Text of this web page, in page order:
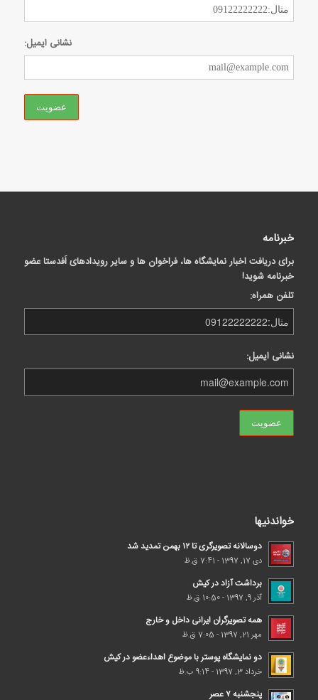
نشانی ایمیل:
خبرنامه
برای دریافت اخبار نمایشگاه ها، فراخوان ها و سایر رویدادهای اَفدستا عضو
خبرنامه شوید!
تلفن همراه:
نشانی ایمیل:
خواندنیها
دوسالانه تصویرگری تا ۱۲ بهمن تمدید شد
دی 17, 1397 - 7:41 ق.ظ
برداشت آزاد در کیش
آذر 9, 1397 - 10:50 ق.ظ
همه تصویرگران ایرانی داخل و خارج
مهر 21, 1397 - 7:05 ق.ظ
دو نمایشگاه پوستر با موضوع اهداء‌عضو در کیش
خرداد 3, 1397 - 9:14 ب.ظ
پنجشنبه ۷ عصر